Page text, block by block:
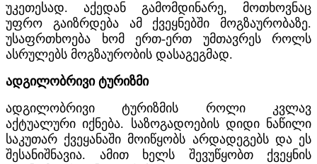
უკეთესად. აქედან გამომდინარე, მოთხოვნაც
უფრო გაიზრდება ამ ქვეყნებში მოგზაურობაზე.
უსაფრთხოება ხომ ერთ-ერთ უმთავრეს როლს
ასრულებს მოგზაურობის დასაგეგმად.
ადგილობრივი ტურიზმი
ადგილობრივი ტურიზმის როლი კვლავ
აქტუალური იქნება. საზოგადოების დიდი ნაწილი
საკუთარ ქვეყანაში მოიწყობს არდადეგებს და ეს
შესანიშნავია. ამით ხელს შევუწყობთ ქვეყნის